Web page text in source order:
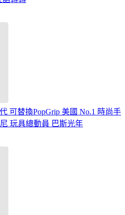
可替換PopGrip 美國 No.1 時尚手
玩具總動員 巴斯光年